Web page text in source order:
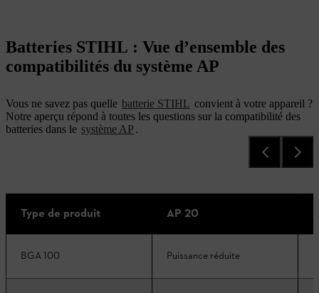
Batteries STIHL : Vue d’ensemble des
compatibilités du système AP
Vous ne savez pas quelle batterie STIHL convient à votre appareil ?
Notre aperçu répond à toutes les questions sur la compatibilité des
batteries dans le système AP .
Type de produit AP 20
BGA 100 Puissance réduite